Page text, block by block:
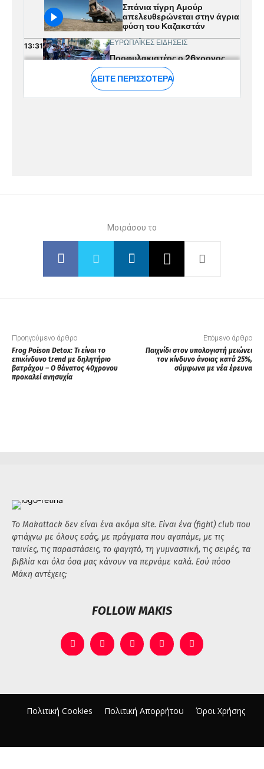
Μοιράσου το
Προηγούμενο άρθρο
Frog Poison Detox: Τι είναι το
επικίνδυνο trend με δηλητήριο
βατράχου – Ο θάνατος 40χρονου
προκαλεί ανησυχία
Επόμενο άρθρο
Παιχνίδι στον υπολογιστή μειώνει
τον κίνδυνο άνοιας κατά 25%,
σύμφωνα με νέα έρευνα
Το Makattack δεν είναι ένα ακόμα site. Είναι ένα (fight) club που
φτιάχνω με όλους εσάς, με πράγματα που αγαπάμε, με τις
ταινίες, τις παραστάσεις, το φαγητό, τη γυμναστική, τις σειρές, τα
βιβλία και όλα όσα μας κάνουν να περνάμε καλά. Εσύ πόσο
Μάκη αντέχεις;
FOLLOW MAKIS
Πολιτική Cookies Πολιτική Απορρήτου Όροι Χρήσης